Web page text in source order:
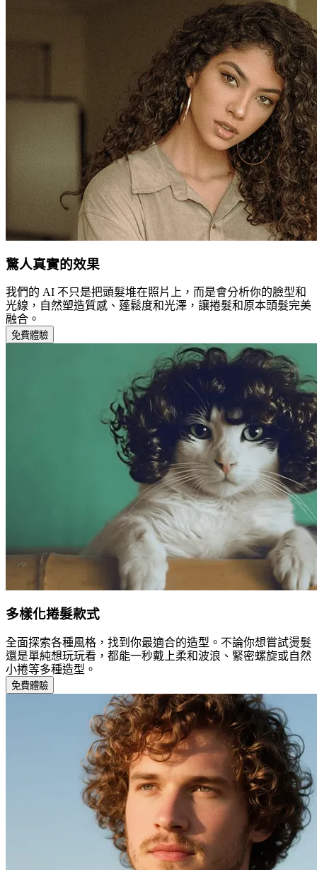
驚人真實的效果
我們的 AI 不只是把頭髮堆在照片上，而是會分析你的臉型和
光線，自然塑造質感、蓬鬆度和光澤，讓捲髮和原本頭髮完美
融合。
免費體驗
多樣化捲髮款式
全面探索各種風格，找到你最適合的造型。不論你想嘗試燙髮
還是單純想玩玩看，都能一秒戴上柔和波浪、緊密螺旋或自然
小捲等多種造型。
免費體驗